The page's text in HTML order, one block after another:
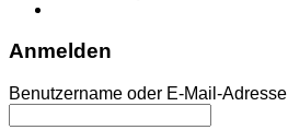
Anmelden
Benutzername oder E-Mail-Adresse